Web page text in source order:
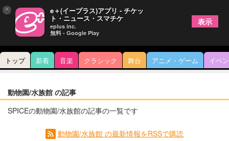
トップ 新着 音楽 クラシック 舞台 アニメ・ゲーム イベ
動物園/水族館 の記事
SPICEの動物園/水族館の記事の一覧です
動物園/水族館 の最新情報をRSSで購読
× e＋(イープラス)アプリ - チケッ
ト・ニュース・スマチケ
eplus inc.
無料 - Google Play
表示